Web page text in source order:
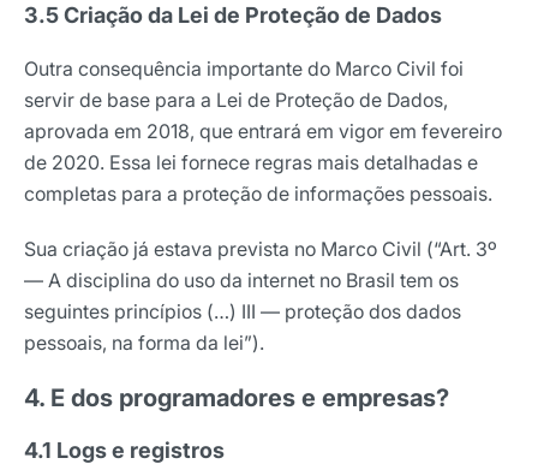
3.5 Criação da Lei de Proteção de Dados
Outra consequência importante do Marco Civil foi
servir de base para a Lei de Proteção de Dados,
aprovada em 2018, que entrará em vigor em fevereiro
de 2020. Essa lei fornece regras mais detalhadas e
completas para a proteção de informações pessoais.
Sua criação já estava prevista no Marco Civil (“Art. 3º
— A disciplina do uso da internet no Brasil tem os
seguintes princípios (…) III — proteção dos dados
pessoais, na forma da lei”).
4. E dos programadores e empresas?
4.1 Logs e registros
Nome
E-mail
Selecione sua área de atuação
*Ao assinar nossa newsletter, você concorda em receber
nossas comunicações e está de acordo com as nossas
Políticas de Privacidade
Assinar newsletter